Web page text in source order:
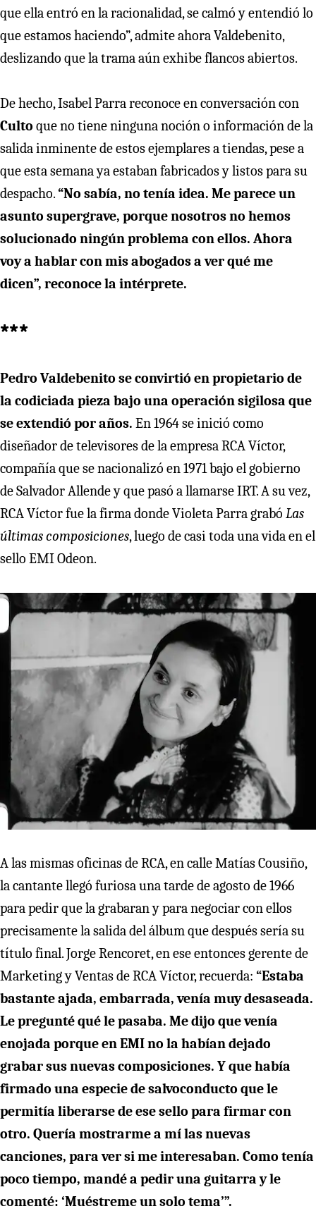
que ella entró en la racionalidad, se calmó y entendió lo
que estamos haciendo”, admite ahora Valdebenito,
deslizando que la trama aún exhibe flancos abiertos.
De hecho, Isabel Parra reconoce en conversación con
Culto que no tiene ninguna noción o información de la
salida inminente de estos ejemplares a tiendas, pese a
que esta semana ya estaban fabricados y listos para su
despacho.“No sabía, no tenía idea. Me parece un
asunto supergrave, porque nosotros no hemos
solucionado ningún problema con ellos. Ahora
voy a hablar con mis abogados a ver qué me
dicen”, reconoce la intérprete.
***
Pedro Valdebenito se convirtió en propietario de
la codiciada pieza bajo una operación sigilosa que
se extendió por años. En 1964 se inició como
diseñador de televisores de la empresa RCA Víctor,
compañía que se nacionalizó en 1971 bajo el gobierno
de Salvador Allende y que pasó a llamarse IRT. A su vez,
RCA Víctor fue la firma donde Violeta Parra grabó Las
últimas composiciones, luego de casi toda una vida en el
sello EMI Odeon.
A las mismas oficinas de RCA, en calle Matías Cousiño,
la cantante llegó furiosa una tarde de agosto de 1966
para pedir que la grabaran y para negociar con ellos
precisamente la salida del álbum que después sería su
título final. Jorge Rencoret, en ese entonces gerente de
Marketing y Ventas de RCA Víctor, recuerda: “Estaba
bastante ajada, embarrada, venía muy desaseada.
Le pregunté qué le pasaba. Me dijo que venía
enojada porque en EMI no la habían dejado
grabar sus nuevas composiciones. Y que había
firmado una especie de salvoconducto que le
permitía liberarse de ese sello para firmar con
otro. Quería mostrarme a mí las nuevas
canciones, para ver si me interesaban. Como tenía
poco tiempo, mandé a pedir una guitarra y le
comenté: ‘Muéstreme un solo tema’”.